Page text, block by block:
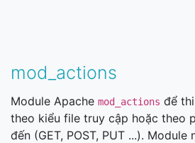
mod_actions
Module Apache mod_actions để
theo kiểu file truy cập hoặc theo
đến (GET, POST, PUT ...).